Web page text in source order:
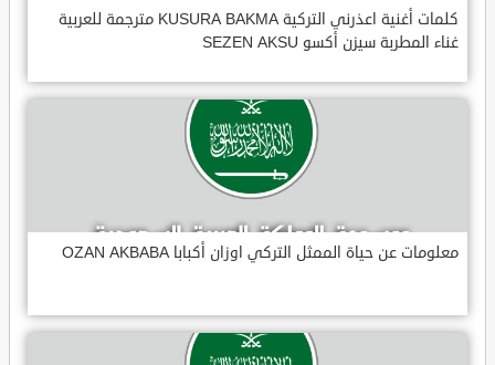
كلمات أغنية اعذرني التركية KUSURA BAKMA مترجمة للعربية
غناء المطربة سيزن أكسو SEZEN AKSU
معلومات عن حياة الممثل التركي اوزان أكبابا OZAN AKBABA